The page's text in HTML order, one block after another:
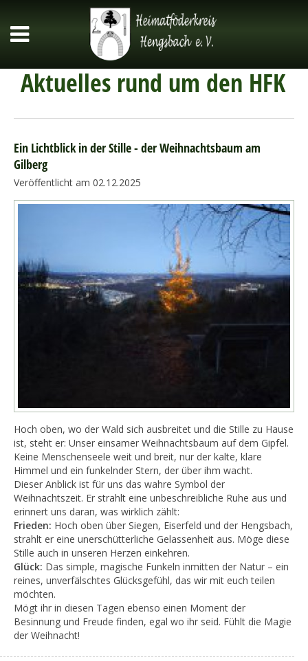
Aktuelles rund um den HFK
Ein Lichtblick in der Stille - der Weihnachtsbaum am
Gilberg
Veröffentlicht am 02.12.2025
​Hoch oben, wo der Wald sich ausbreitet und die Stille zu Hause
ist, steht er: Unser einsamer Weihnachtsbaum auf dem Gipfel.
Keine Menschenseele weit und breit, nur der kalte, klare
Himmel und ein funkelnder Stern, der über ihm wacht.
​Dieser Anblick ist für uns das wahre Symbol der
Weihnachtszeit. Er strahlt eine unbeschreibliche Ruhe aus und
erinnert uns daran, was wirklich zählt:
​Frieden: Hoch oben über Siegen, Eiserfeld und der Hengsbach,
strahlt er eine unerschütterliche Gelassenheit aus. Möge diese
Stille auch in unseren Herzen einkehren.
Glück: Das simple, magische Funkeln inmitten der Natur – ein
reines, unverfälschtes Glücksgefühl, das wir mit euch teilen
möchten.
​Mögt ihr in diesen Tagen ebenso einen Moment der
Besinnung und Freude finden, egal wo ihr seid. Fühlt die Magie
der Weihnacht!